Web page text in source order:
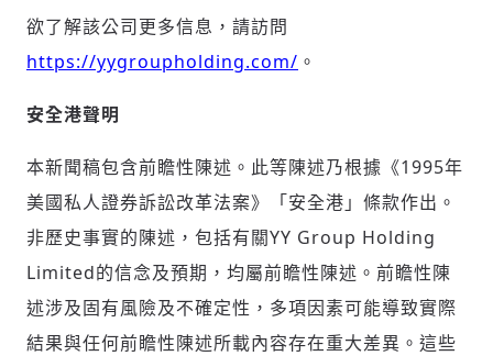
欲了解該公司更多信息，請訪問
https://yygroupholding.com/ 。
安全港聲明
本新聞稿包含前瞻性陳述。此等陳述乃根據《1995年
美國私人證券訴訟改革法案》「安全港」條款作出。
非歷史事實的陳述，包括有關YY Group Holding
Limited的信念及預期，均屬前瞻性陳述。前瞻性陳
述涉及固有風險及不確定性，多項因素可能導致實際
結果與任何前瞻性陳述所載內容存在重大差異。這些